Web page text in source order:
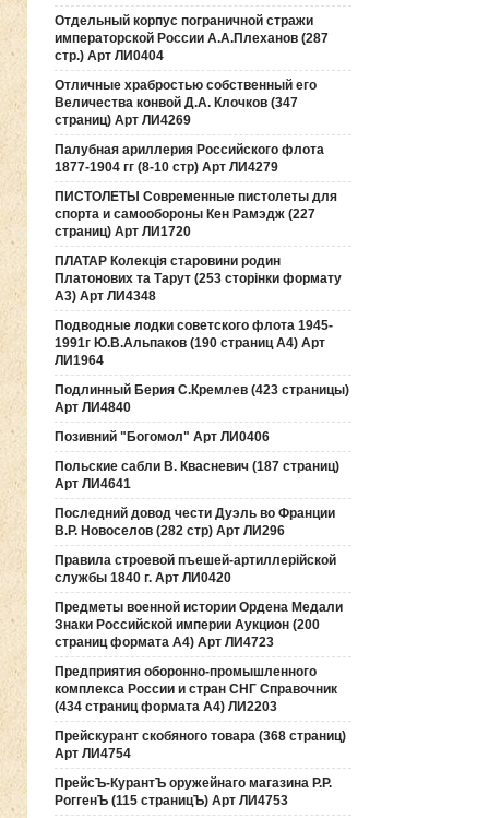
Отдельный корпус пограничной стражи
императорской России А.А.Плеханов (287
стр.) Арт ЛИ0404
Отличные храбростью собственный его
Величества конвой Д.А. Клочков (347
страниц) Арт ЛИ4269
Палубная ариллерия Российского флота
1877-1904 гг (8-10 стр) Арт ЛИ4279
ПИСТОЛЕТЫ Современные пистолеты для
спорта и самообороны Кен Рамэдж (227
страниц) Арт ЛИ1720
ПЛАТАР Колекція старовини родин
Платонових та Тарут (253 сторінки формату
А3) Арт ЛИ4348
Подводные лодки советского флота 1945-
1991г Ю.В.Альпаков (190 страниц А4) Арт
ЛИ1964
Подлинный Берия С.Кремлев (423 страницы)
Арт ЛИ4840
Позивний "Богомол" Арт ЛИ0406
Польские сабли В. Квасневич (187 страниц)
Арт ЛИ4641
Последний довод чести Дуэль во Франции
В.Р. Новоселов (282 стр) Арт ЛИ296
Правила строевой пъешей-артиллерiйской
службы 1840 г. Арт ЛИ0420
Предметы военной истории Ордена Медали
Знаки Российской империи Аукцион (200
страниц формата А4) Арт ЛИ4723
Предприятия оборонно-промышленного
комплекса России и стран СНГ Справочник
(434 страниц формата А4) ЛИ2203
Прейскурант скобяного товара (368 страниц)
Арт ЛИ4754
ПрейсЪ-КурантЪ оружейнаго магазина Р.Р.
РоггенЪ (115 страницЪ) Арт ЛИ4753